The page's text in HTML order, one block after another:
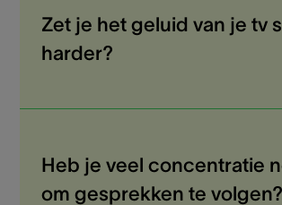
Zet je het geluid van je tv
harder?
Heb je veel concentratie
om gesprekken te volgen?